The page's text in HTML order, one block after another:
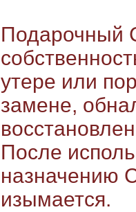
Подарочный
утере или
замене,
После
назначению
изымается.